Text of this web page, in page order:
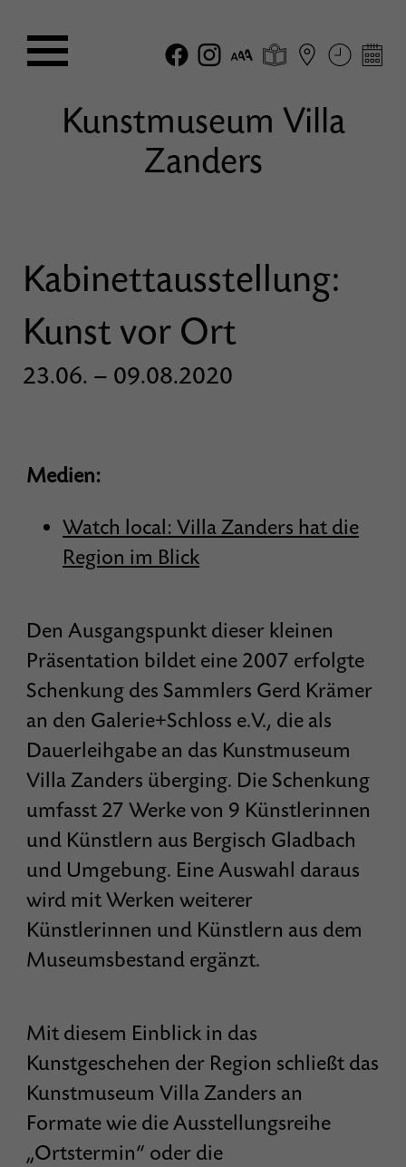
Kunstmuseum Villa
Zanders
Kabinettausstellung:
Kunst vor Ort
23.06. – 09.08.2020
Medien:
Watch local: Villa Zanders hat die
Region im Blick
Den Ausgangspunkt dieser kleinen
Präsentation bildet eine 2007 erfolgte
Schenkung des Sammlers Gerd Krämer
an den Galerie+Schloss e.V., die als
Dauerleihgabe an das Kunstmuseum
Villa Zanders überging. Die Schenkung
umfasst 27 Werke von 9 Künstlerinnen
und Künstlern aus Bergisch Gladbach
und Umgebung. Eine Auswahl daraus
wird mit Werken weiterer
Künstlerinnen und Künstlern aus dem
Museumsbestand ergänzt.
Mit diesem Einblick in das
Kunstgeschehen der Region schließt das
Kunstmuseum Villa Zanders an
Formate wie die Ausstellungsreihe
„Ortstermin“ oder die